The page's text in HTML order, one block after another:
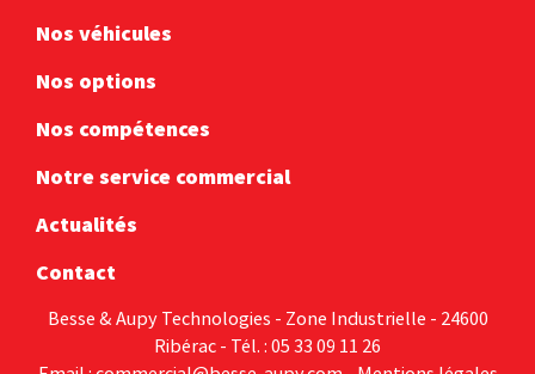
Nos véhicules
Nos options
Nos compétences
Notre service commercial
Actualités
Contact
Besse & Aupy Technologies - Zone Industrielle - 24600
Ribérac - Tél. : 05 33 09 11 26